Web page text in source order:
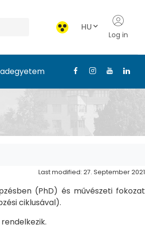
HU
Log in
Last modified: 27. September 2021
(PhD) és művészeti fokozat
ciklusával).